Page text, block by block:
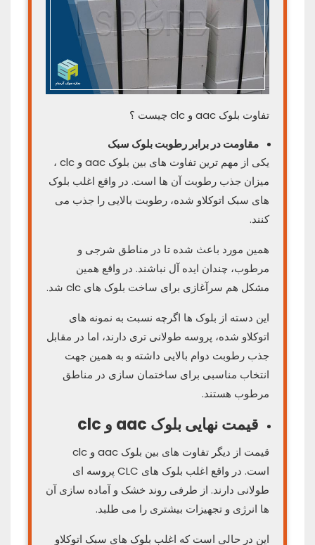
تفاوت بلوک aac و clc چیست ؟
مقاومت در برابر رطوبت بلوک سبک
یکی از مهم ترین تفاوت های بین بلوک aac و clc ،
میزان جذب رطوبت آن ها است. در واقع اغلب بلوک
های سبک اتوکلاو شده، رطوبت بالایی را جذب می
کنند.
همین مورد باعث شده تا در مناطق شرجی و
مرطوب، چندان ایده آل نباشند. در واقع همین
مشکل هم سرآغازی برای ساخت بلوک های clc شد.
این دسته از بلوک ها اگرچه نسبت به نمونه های
اتوکلاو شده، پروسه طولانی تری دارند، اما در مقابل
جذب رطوبت دوام بالایی داشته و به همین جهت
انتخاب مناسبی برای ساختمان سازی در مناطق
مرطوب هستند.
قیمت نهایی بلوک aac و clc
قیمت از دیگر تفاوت های بین بلوک aac و clc
است. در واقع اغلب بلوک های CLC پروسه ای
طولانی دارند. از طرفی روند خشک و آماده سازی آن
ها انرژی و تجهیزات بیشتری را می طلبد.
این در حالی است که اغلب بلوک های سبک اتوکلاو